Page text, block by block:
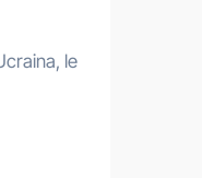
le